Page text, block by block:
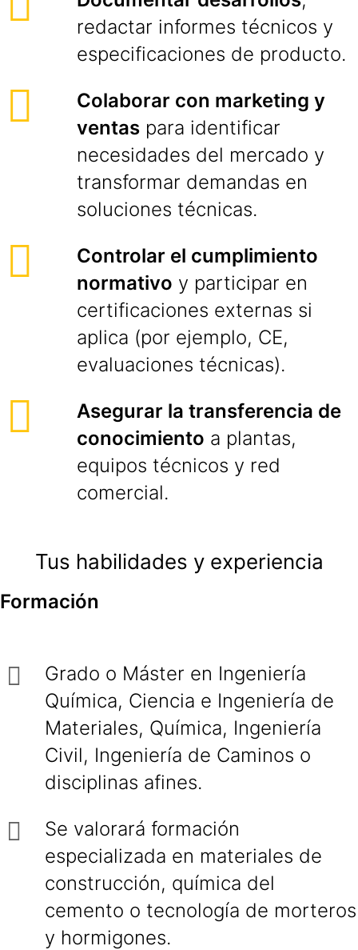
redactar informes técnicos y
especificaciones de producto.
Colaborar con marketing y
ventas para identificar
necesidades del mercado y
transformar demandas en
soluciones técnicas.
Controlar el cumplimiento
normativo y participar en
certificaciones externas si
aplica (por ejemplo, CE,
evaluaciones técnicas).
Asegurar la transferencia de
conocimiento a plantas,
equipos técnicos y red
comercial.
Tus habilidades y experiencia
Formación
Grado o Máster en Ingeniería
Química, Ciencia e Ingeniería de
Materiales, Química, Ingeniería
Civil, Ingeniería de Caminos o
disciplinas afines.
Se valorará formación
especializada en materiales de
construcción, química del
cemento o tecnología de morteros
y hormigones.